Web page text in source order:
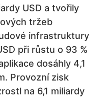
USD a tvořily
tržeb
infrastruktury
při růstu o 93 %
dosáhly 4,1
Provozní zisk
na 6,1 miliardy